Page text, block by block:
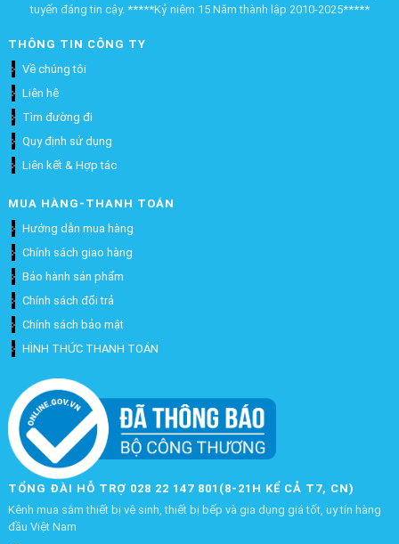
tuyến đáng tin cậy. *****Kỷ niệm 15 Năm thành lập 2010-2025*****
THÔNG TIN CÔNG TY
Về chúng tôi
Liên hệ
Tìm đường đi
Quy định sử dụng
Liên kết & Hợp tác
MUA HÀNG-THANH TOÁN
Hướng dẫn mua hàng
Chính sách giao hàng
Bảo hành sản phẩm
Chính sách đổi trả
Chính sách bảo mật
HÌNH THỨC THANH TOÁN
TỔNG ĐÀI HỖ TRỢ 028 22 147 801(8-21H KỂ CẢ T7, CN)
Kênh mua sắm thiết bị vệ sinh, thiết bị bếp và gia dụng giá tốt, uy tín hàng
đầu Việt Nam